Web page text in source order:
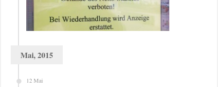
Mai, 2015
12 Mai